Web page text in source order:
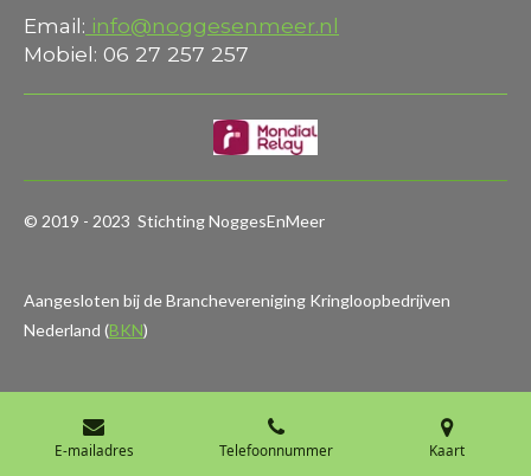
Email: info@noggesenmeer.nl
Mobiel: 06 27 257 257
© 2019 - 2023 Stichting NoggesEnMeer
Aangesloten bij de Branchevereniging Kringloopbedrijven
Nederland (BKN)
E-mailadres Telefoonnummer Kaart